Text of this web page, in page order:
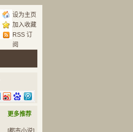
设为主页
加入收藏
RSS 订
阅
更多推荐